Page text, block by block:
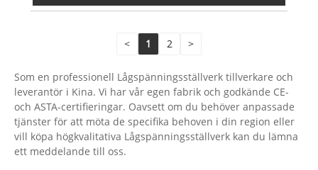
< 1 2 >
Som en professionell Lågspänningsställverk tillverkare och
leverantör i Kina. Vi har vår egen fabrik och godkände CE-
och ASTA-certifieringar. Oavsett om du behöver anpassade
tjänster för att möta de specifika behoven i din region eller
vill köpa högkvalitativa Lågspänningsställverk kan du lämna
ett meddelande till oss.